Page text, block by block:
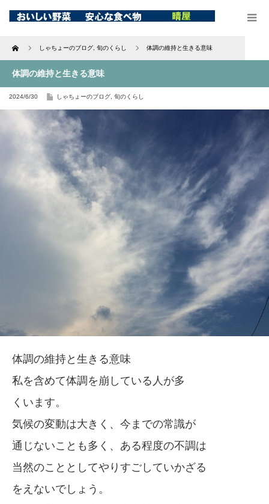
Home しゃちょーのブログ 旬のくらし 体調の維持と生きる意味
体調の維持と生きる意味
2024/6/30 しゃちょーのブログ 旬のくらし
体調の維持と生きる意味
私を含めて体調を崩している人が多
くいます。
気候の変動は大きく、今までの常識が
通じないことも多く、ある程度の不調は
当然のこととしてやりすごしていかざる
をえないでしょう。